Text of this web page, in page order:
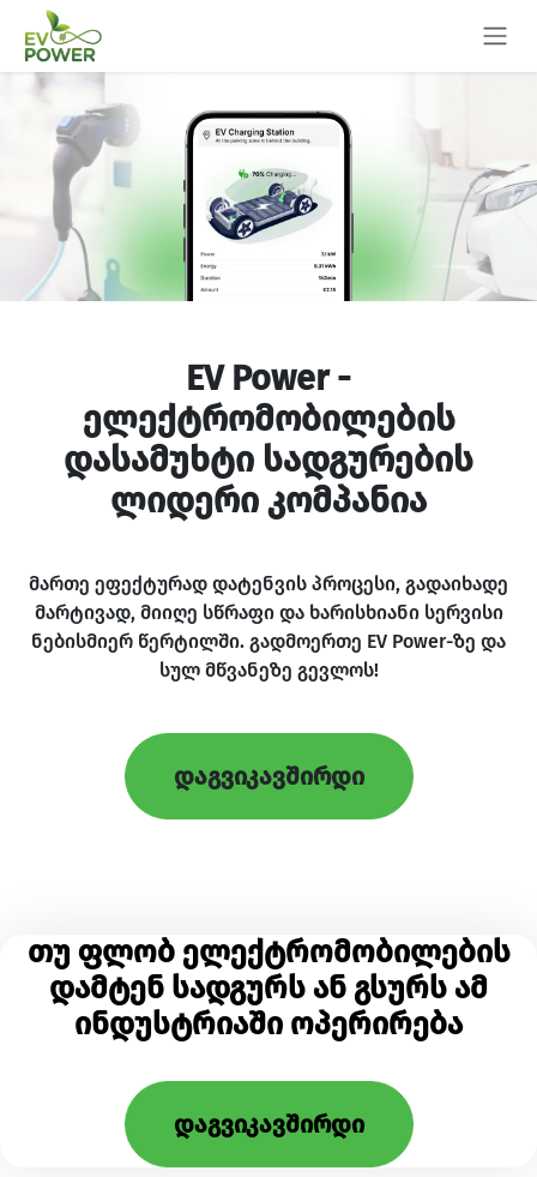
Skip to Content
EV Power -
ელექტრომობილების
დასამუხტი სადგურების
ლიდერი კომპანია
მართე ეფექტურად დატენვის პროცესი, გადაიხადე
მარტივად, მიიღე სწრაფი და ხარისხიანი სერვისი
ნებისმიერ წერტილში. გადმოერთე EV Power-ზე და
სულ მწვანეზე გევლოს!
დაგვიკავშირდი
თუ ფლობ ელექტრომობილების
დამტენ სადგურს ან გსურს ამ
ინდუსტრიაში ოპერირება
დაგვიკავშირდი